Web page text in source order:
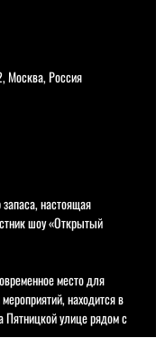
Москва, Россия
настоящая
шоу «Открытый
место для
находится в
улице рядом с